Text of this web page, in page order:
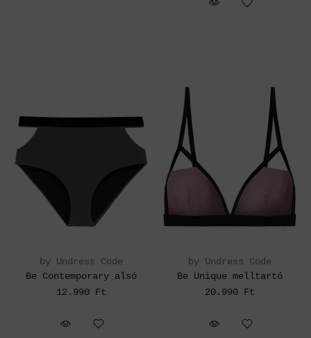
by Undress Code
Be Contemporary alsó
12.990 Ft
by Undress Code
Be Unique melltartó
20.990 Ft